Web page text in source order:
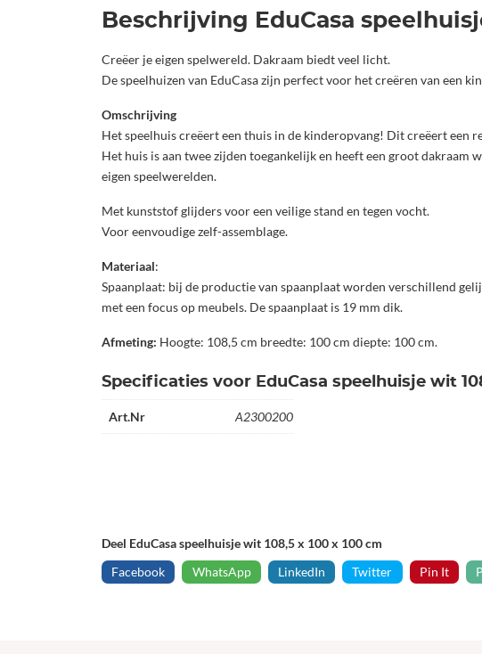
Beschrijving EduCasa
Creëer je eigen spelwereld. Dakraam biedt veel licht.
De speelhuizen van EduCasa zijn perfect voor het creëren van een
Omschrijving
Het speelhuis creëert een thuis in de kinderopvang! Dit creëert een
Het huis is aan twee zijden toegankelijk en heeft een groot
eigen speelwerelden.
Met kunststof glijders voor een veilige stand en tegen vocht.
Voor eenvoudige zelf-assemblage.
Materiaal:
Spaanplaat: bij de productie van spaanplaat worden verschillend
met een focus op meubels. De spaanplaat is 19 mm dik.
Afmeting: Hoogte: 108,5 cm breedte: 100 cm diepte: 100 cm.
Specificaties voor EduCasa speelhuisje wit
Art.Nr A2300200
Deel EduCasa speelhuisje wit 108,5 x 100 x 100 cm
Facebook
WhatsApp LinkedIn Twitter Pin It